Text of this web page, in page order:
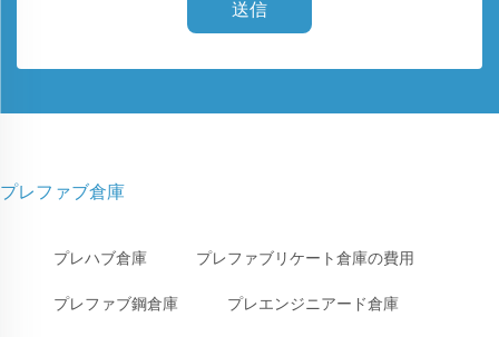
送信
プレファブ倉庫
プレハブ倉庫 プレファブリケート倉庫の費用
プレファブ鋼倉庫 プレエンジニアード倉庫